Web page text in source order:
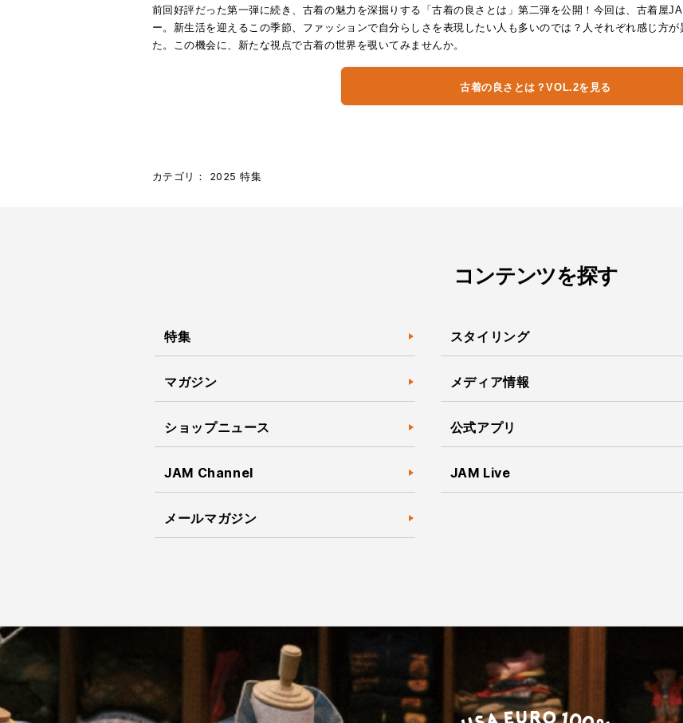
前回好評だった第一弾に続き、古着の魅力を深掘りする「古着の良さとは」第二弾を公開！今回は、古着屋
ー。新生活を迎えるこの季節、ファッションで自分らしさを表現したい人も多いのでは？人それぞれ感じ方
た。この機会に、新たな視点で古着の世界を覗いてみませんか。
古着の良さとは？VOL.2を見る
カテゴリ： 2025 特集
コンテンツを探す
特集 スタイリング
マガジン メディア情報
ショップニュース 公式アプリ
JAM Channel JAM Live
メールマガジン